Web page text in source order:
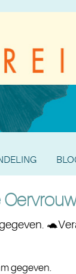
Oervrouw
gegeven.